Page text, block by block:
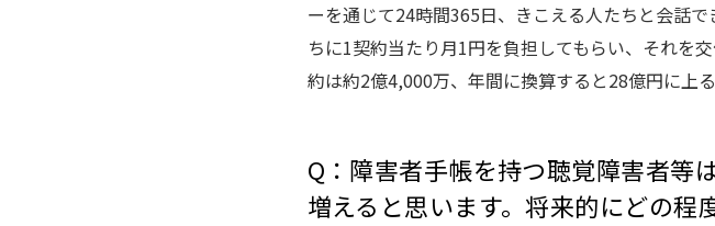
ーを通じて24時間365日、きこえる人たちと会話
ちに1契約当たり月1円を負担してもらい、それを
約は約2億4,000万、年間に換算すると28億円に上
Q：障害者手帳を持つ聴覚障害者等
増えると思います。将来的にどの程